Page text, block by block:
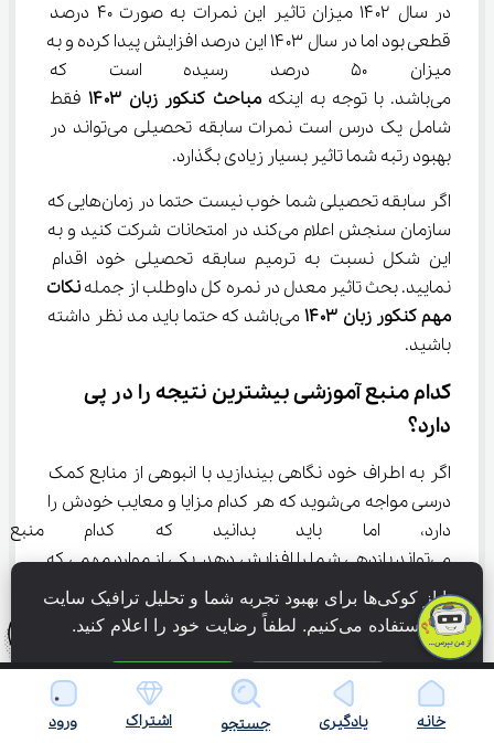
در سال ۱۴۰۲ میزان تاثیر این نمرات به صورت ۴۰ درصد
قطعی بود اما در سال ۱۴۰۳ این درصد افزایش پیدا کرده و به
میزان ۵۰ درصد رسیده است
می‌باشد. با توجه به اینکه
مباحث کنکور زبان ۱۴۰۳
فقط
شامل یک درس است نمرات سابقه تحصیلی می‌تواند در
بهبود رتبه شما تاثیر بسیار زیادی بگذارد.
اگر سابقه تحصیلی شما خوب نیست حتما در زمان‌هایی که
سازمان سنجش اعلام می‌کند در امتحانات شرکت کنید و به
این شکل نسبت به ترمیم سابقه تحصیلی خود اقدام
نمایید. بحث تاثیر معدل در نمره کل داوطلب از جمله نکات
مهم کنکور زبان ۱۴۰۳
می‌باشد که حتما باید مد نظر داشته
باشید.
کدام منبع آموزشی بیشترین نتیجه را در پی
دارد؟
اگر به اطراف خود نگاهی بیندازید با انبوهی از منابع کمک
درسی مواجه می‌شوید که هر کدام مزایا و معایب خودش را
دارد، اما باید بدانید که کدام
می‌تواند بازدهی شما را افزایش دهد. یکی از موارد مهمی که
باید به آن توجه کنید این است
می‌کنید مطابق با آخرین تغییرات باشد و از انسجام مفهومی
خوبی برخوردار باشد.
همچنین منبع شما باید استاندارد بوده و شامل تمام نکات
مهم و تستی نیز باشد. در کنار این موارد بیان ساده و زبان
خانه یادگیری جستجو اشتراک ورود
ما از کوکی‌ها برای بهبود تجربه شما و تحلیل ترافیک سایت
استفاده می‌کنیم. لطفاً رضایت خود را اعلام کنید.
فقط ضروری پذیرش همه